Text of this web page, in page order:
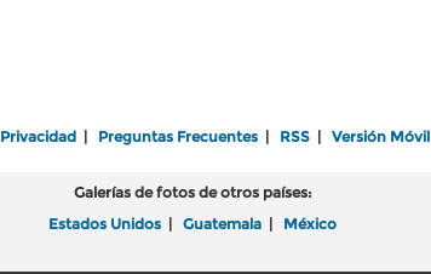
Privacidad Preguntas Frecuentes RSS Versión Móvil
Galerías de fotos de otros países:
Estados Unidos
Guatemala México